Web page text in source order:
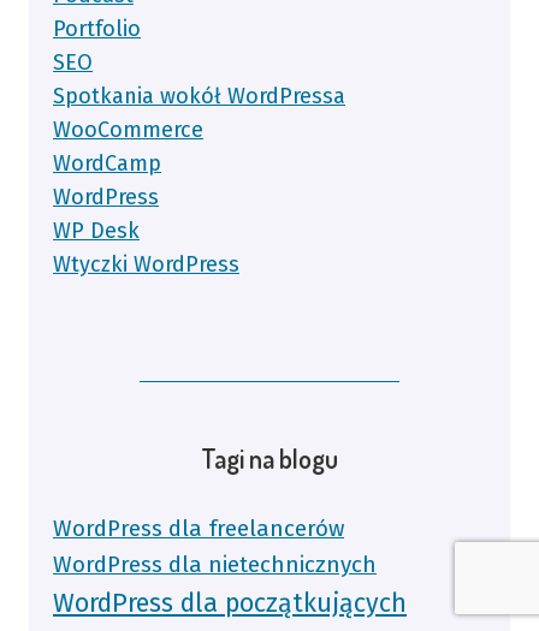
Portfolio
SEO
Spotkania wokół WordPressa
WooCommerce
WordCamp
WordPress
WP Desk
Wtyczki WordPress
Tagi na blogu
WordPress dla freelancerów
WordPress dla nietechnicznych
WordPress dla początkujących